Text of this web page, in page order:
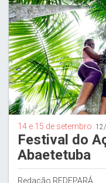
14 e 15 de setembro
Festival do
Abaetetuba
Redação REDEPARÁ